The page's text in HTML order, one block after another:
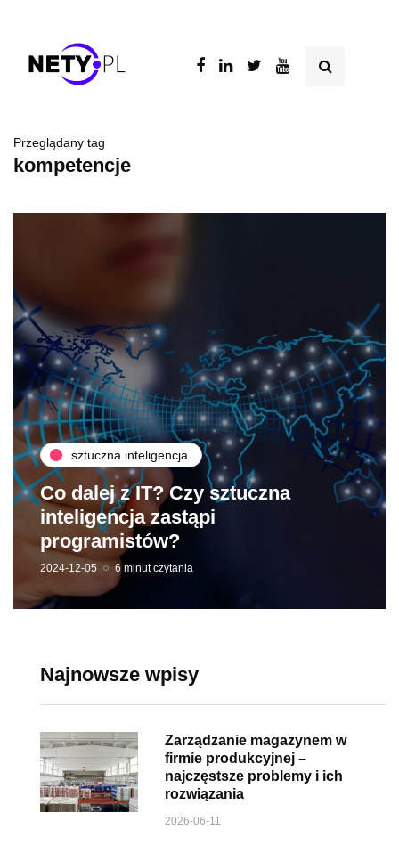
Przeglądany tag
kompetencje
sztuczna inteligencja
Co dalej z IT? Czy sztuczna
inteligencja zastąpi
programistów?
2024-12-05 6 minut czytania
Najnowsze wpisy
Zarządzanie magazynem w
firmie produkcyjnej –
najczęstsze problemy i ich
rozwiązania
2026-06-11